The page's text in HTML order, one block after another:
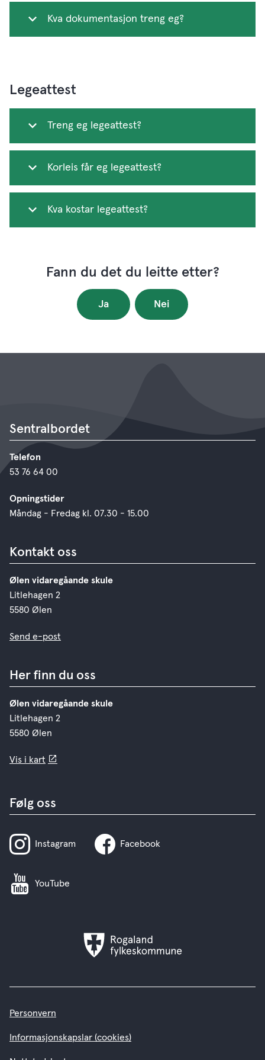
Kva dokumentasjon treng eg?
Legeattest
Treng eg legeattest?
Korleis får eg legeattest?
Kva kostar legeattest?
Fann du det du leitte etter?
Ja Nei
Sentralbordet
Telefon
53 76 64 00
Opningstider
Måndag - Fredag kl. 07.30 - 15.00
Kontakt oss
Ølen vidaregåande skule
Litlehagen 2
5580 Ølen
Send e-post
Her finn du oss
Ølen vidaregåande skule
Litlehagen 2
5580 Ølen
Vis i kart
Følg oss
Instagram Facebook
YouTube
Rogaland
fylkeskommune
Personvern
Informasjonskapslar (cookies)